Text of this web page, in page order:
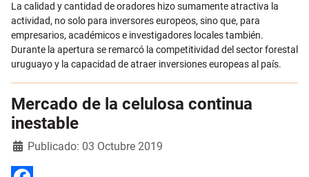
La calidad y cantidad de oradores hizo sumamente atractiva la
actividad, no solo para inversores europeos, sino que, para
empresarios, académicos e investigadores locales también.
Durante la apertura se remarcó la competitividad del sector forestal
uruguayo y la capacidad de atraer inversiones europeas al país.
Mercado de la celulosa continua
inestable
DetallesPublicado: 03 Octubre 2019